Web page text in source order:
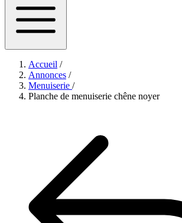
Accueil /
Annonces /
Menuiserie /
Planche de menuiserie chêne noyer